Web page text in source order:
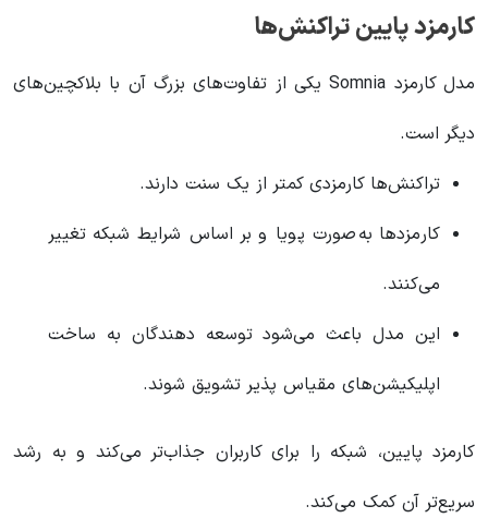
کارمزد پایین تراکنش‌ها
مدل کارمزد Somnia یکی از تفاوت‌های بزرگ آن با بلاکچین‌های
دیگر است.
تراکنش‌ها کارمزدی کمتر از یک سنت دارند.
کارمزدها به‌صورت پویا و بر اساس شرایط شبکه تغییر
می‌کنند.
این مدل باعث می‌شود توسعه‌ دهندگان به ساخت
اپلیکیشن‌های مقیاس‌ پذیر تشویق شوند.
کارمزد پایین، شبکه را برای کاربران جذاب‌تر می‌کند و به رشد
سریع‌تر آن کمک می‌کند.